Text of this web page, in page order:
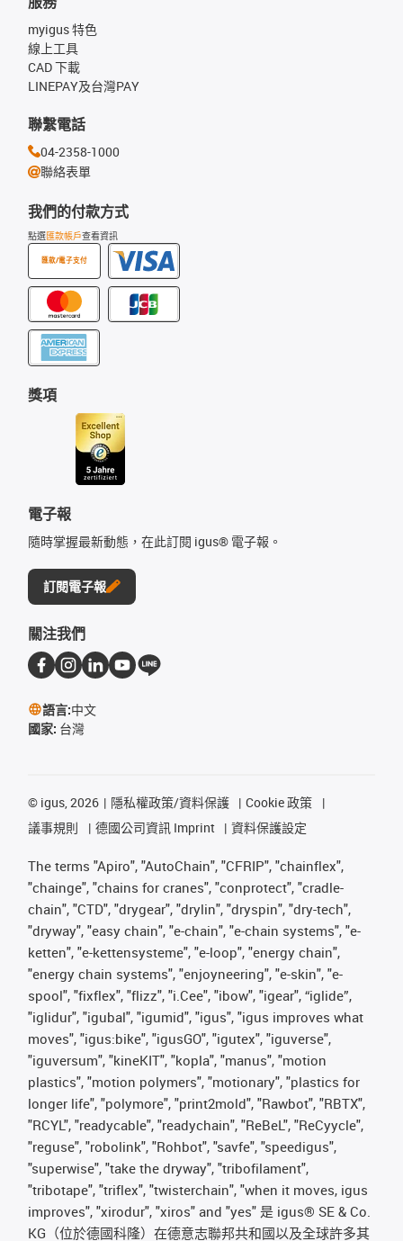
我們的付款方式
點選匯款帳戶查看資訊
匯款/電子支付
myigus 特色
線上工具
CAD 下載
LINEPAY及台灣PAY
獎項
電子報
隨時掌握最新動態，在此訂閱 igus® 電子報。
訂閱電子報
聯繫電話
04-2358-1000
聯絡表單
關注我們
語言:中文
國家: 台灣
© igus, 2026 隱私權政策/資料保護
Cookie 政策
議事規則
德國公司資訊 Imprint 資料保護設定
The terms "Apiro", "AutoChain", "CFRIP", "chainflex",
"chainge", "chains for cranes", "conprotect", "cradle-
chain", "CTD", "drygear", "drylin", "dryspin", "dry-tech",
"dryway", "easy chain", "e-chain", "e-chain systems", "e-
ketten", "e-kettensysteme", "e-loop", "energy chain",
"energy chain systems", "enjoyneering", "e-skin", "e-
spool", "fixflex", "flizz", "i.Cee", "ibow", "igear", “iglide”,
"iglidur", "igubal", "igumid", "igus", "igus improves what
moves", "igus:bike", "igusGO", "igutex", "iguverse",
"iguversum", "kineKIT", "kopla", "manus", "motion
plastics", "motion polymers", "motionary", "plastics for
longer life", "polymore", "print2mold", "Rawbot", "RBTX",
"RCYL", "readycable", "readychain", "ReBeL", "ReCyycle",
"reguse", "robolink", "Rohbot", "savfe", "speedigus",
"superwise", "take the dryway", "tribofilament",
"tribotape", "triflex", "twisterchain", "when it moves, igus
improves", "xirodur", "xiros" and "yes" 是 igus® SE & Co.
KG（位於德國科隆）在德意志聯邦共和國以及全球許多其